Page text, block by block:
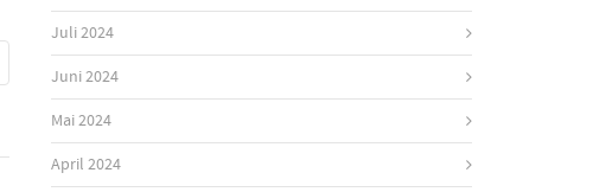
Juli 2024
Juni 2024
Mai 2024
April 2024